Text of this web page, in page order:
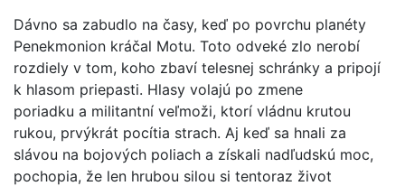
Dávno sa zabudlo na časy, keď po povrchu planéty
Penekmonion kráčal Motu. Toto odveké zlo nerobí
rozdiely v tom, koho zbaví telesnej schránky a pripojí
k hlasom priepasti. Hlasy volajú po zmene
poriadku a militantní veľmoži, ktorí vládnu krutou
rukou, prvýkrát pocítia strach. Aj keď sa hnali za
slávou na bojových poliach a získali nadľudskú moc,
pochopia, že len hrubou silou si tentoraz život